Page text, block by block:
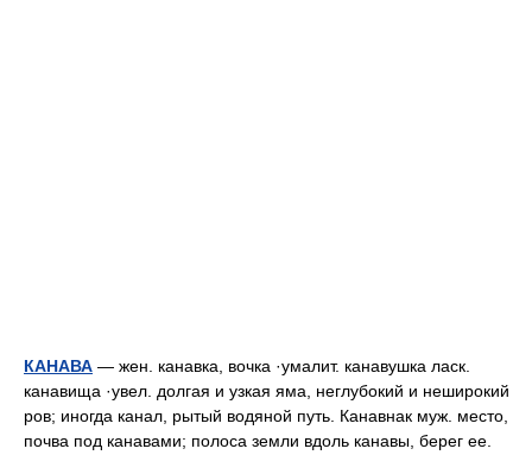
КАНАВА — жен. канавка, вочка ·умалит. канавушка ласк.
канавища ·увел. долгая и узкая яма, неглубокий и неширокий
ров; иногда канал, рытый водяной путь. Канавнак муж. место,
почва под канавами; полоса земли вдоль канавы, берег ее.